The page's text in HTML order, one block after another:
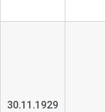
30.11.1929